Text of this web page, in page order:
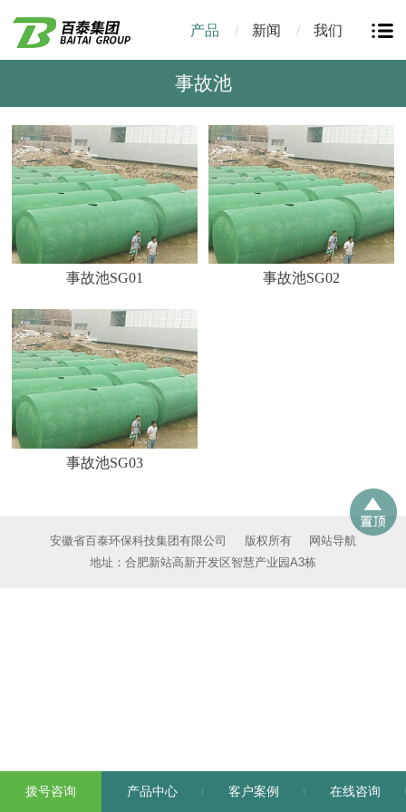
产品 新闻 我们
事故池
事故池SG01 事故池SG02
事故池SG03
安徽省百泰环保科技集团有限公司 版权所有
网站导航
地址：合肥新站高新开发区智慧产业园A3栋
拨号咨询 产品中心 客户案例 在线咨询